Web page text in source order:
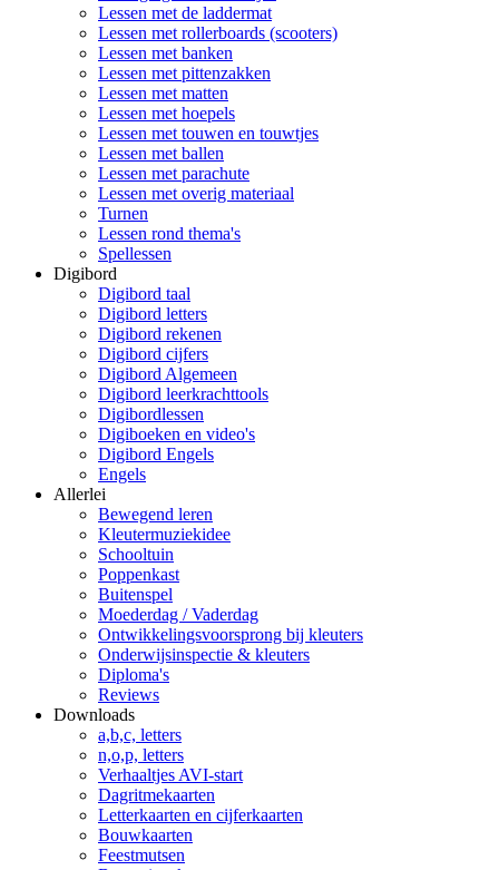
Lessen met de laddermat
Lessen met rollerboards (scooters)
Lessen met banken
Lessen met pittenzakken
Lessen met matten
Lessen met hoepels
Lessen met touwen en touwtjes
Lessen met ballen
Lessen met parachute
Lessen met overig materiaal
Turnen
Lessen rond thema's
Spellessen
Digibord
Digibord taal
Digibord letters
Digibord rekenen
Digibord cijfers
Digibord Algemeen
Digibord leerkrachttools
Digibordlessen
Digiboeken en video's
Digibord Engels
Engels
Allerlei
Bewegend leren
Kleutermuziekidee
Schooltuin
Poppenkast
Buitenspel
Moederdag / Vaderdag
Ontwikkelingsvoorsprong bij kleuters
Onderwijsinspectie & kleuters
Diploma's
Reviews
Downloads
a,b,c, letters
n,o,p, letters
Verhaaltjes AVI-start
Dagritmekaarten
Letterkaarten en cijferkaarten
Bouwkaarten
Feestmutsen